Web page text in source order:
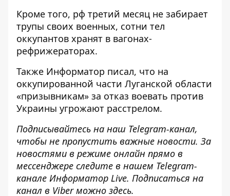
Кроме того, рф третий месяц не забирает
трупы своих военных, сотни тел
оккупантов хранят в вагонах-
рефрижераторах.
Также Информатор писал, что на
оккупированной части Луганской области
«призывникам» за отказ воевать против
Украины угрожают расстрелом.
Подписывайтесь на наш Telegram-канал,
чтобы не пропустить важные новости. За
новостями в режиме онлайн прямо в
мессенджере следите в нашем Telegram-
канале Информатор Live. Подписаться на
канал в Viber можно здесь.